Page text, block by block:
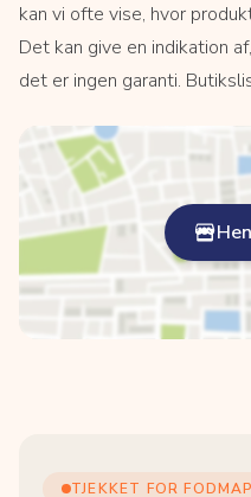
kan vi ofte vise, hvor
Det kan give en indikation
det er ingen garanti.
TJEKKET FOR